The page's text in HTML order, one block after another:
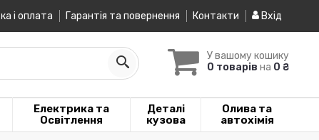
і оплата Гарантія та повернення Контакти Вхід
У вашому кошику
0 товарів на 0 ₴
Електрика та
Освітлення
Деталі
кузова
Олива та
автохімія